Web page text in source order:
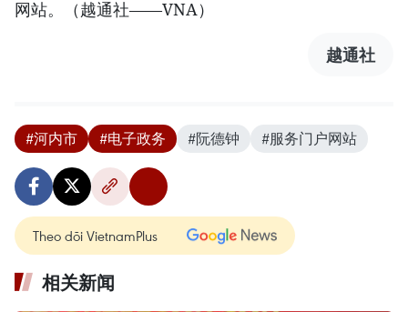
网站。（越通社——VNA）
越通社
#河内市 #电子政务 #阮德钟 #服务门户网站
Theo dõi VietnamPlus
相关新闻